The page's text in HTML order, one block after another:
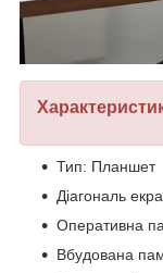
Тип: Планшет
Діагональ
Оперативна
Вбудована